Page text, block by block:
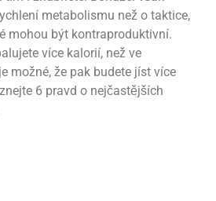
metabolismu než o taktice,
mohou být kontraproduktivní.
více kalorií, než ve
možné, že pak budete jíst více
6 pravd o nejčastějších